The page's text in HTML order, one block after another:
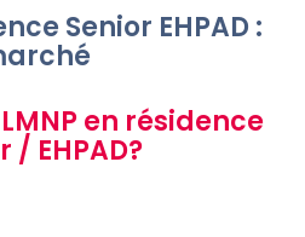
Senior EHPAD :
en résidence
/ EHPAD?